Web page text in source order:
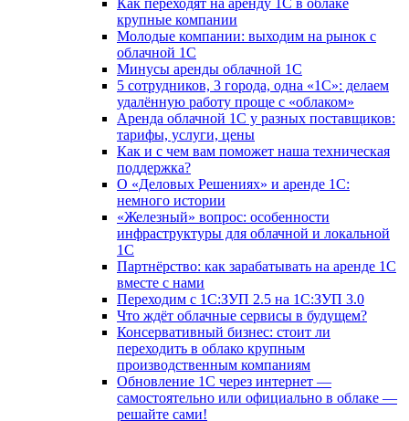
крупные компании
Молодые компании: выходим на рынок с
облачной 1С
Минусы аренды облачной 1С
5 сотрудников, 3 города, одна «1С»: делаем
удалённую работу проще с «облаком»
Аренда облачной 1С у разных поставщиков:
тарифы, услуги, цены
Как и с чем вам поможет наша техническая
поддержка?
О «Деловых Решениях» и аренде 1С:
немного истории
«Железный» вопрос: особенности
инфраструктуры для облачной и локальной
1С
Партнёрство: как зарабатывать на аренде 1С
вместе с нами
Переходим с 1С:ЗУП 2.5 на 1С:ЗУП 3.0
Что ждёт облачные сервисы в будущем?
Консервативный бизнес: стоит ли
переходить в облако крупным
производственным компаниям
Обновление 1С через интернет —
самостоятельно или официально в облаке —
решайте сами!